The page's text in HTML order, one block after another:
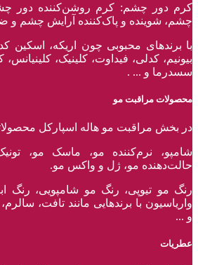
کرم دور چشم: کرم روشن‌کننده دور
چشم، شوینده و پاک‌کننده آرایش چشم و
با برند‌های محبوبی چون اریکه، اسکین
بیونیم، کدلی، فیداوت، کلینیک، کلینیانس،
سسدرما و ... .
محصولات مراقبت مو
در بخش مراقبت مو هاله اسپارکل
شامپو، نرم‌کننده مو، ماسک مو،
حالت‌دهنده مو، ژل و واکس مو.
رنگ مو تیوپی، رنگ مو شامپویی، رنگ
واریاسیون با برند‌هایی مانند تافت،
و ...
عطریات